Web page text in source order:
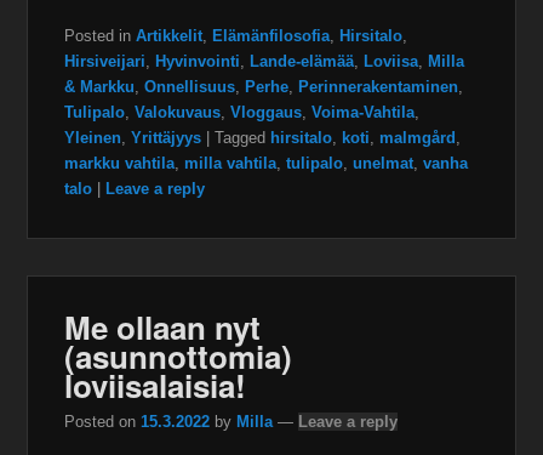
Posted in Artikkelit Elämänfilosofia Hirsitalo
Hirsiveijari
Hyvinvointi Lande-elämää Loviisa Milla
& Markku ,Onnellisuus Perhe Perinnerakentaminen
Tulipalo ,Valokuvaus ,Vloggaus ,Voima-Vahtila
Yleinen ,Yrittäjyys |Tagged hirsitalo koti malmgård
markku vahtila milla vahtila ,tulipalo ,unelmat ,vanha
talo | Leave a reply
Me ollaan nyt
(asunnottomia)
loviisalaisia!
Posted on15.3.2022 by Milla — Leave a reply